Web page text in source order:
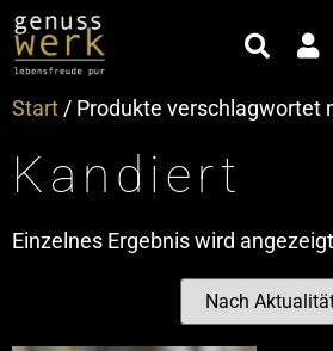
Start / Produkte verschlagwortet
Kandiert
Einzelnes Ergebnis wird angezeigt